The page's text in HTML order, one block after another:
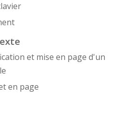
et mise en page d'un
en page